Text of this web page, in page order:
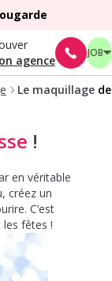
agence
JOB
Le maquillage
!
en véritable
créez un
C’est
fêtes !